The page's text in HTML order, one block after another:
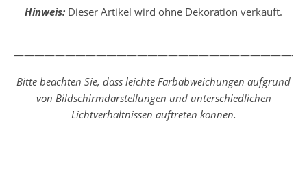
Hinweis: Dieser Artikel wird ohne Dekoration verkauft.
Bitte beachten Sie, dass leichte Farbabweichungen aufgrund
von Bildschirmdarstellungen und unterschiedlichen
Lichtverhältnissen auftreten können.